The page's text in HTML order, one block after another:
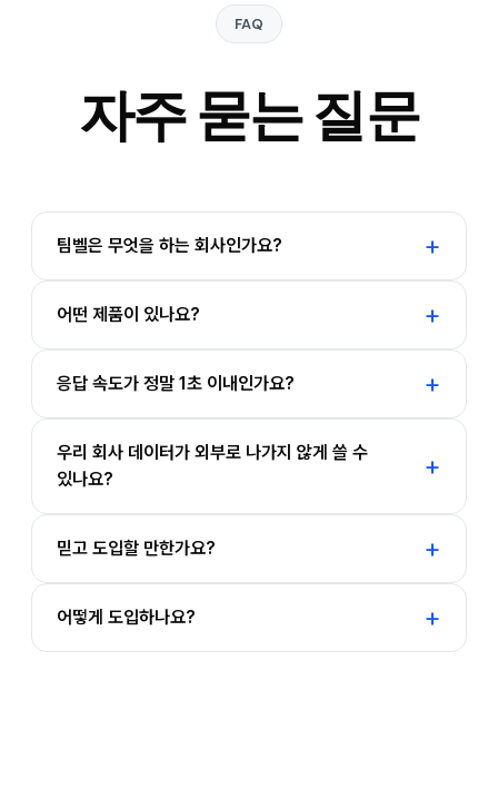
FAQ
자주 묻는 질문
팀벨은 무엇을 하는 회사인가요?
어떤 제품이 있나요?
응답 속도가 정말 1초 이내인가요?
우리 회사 데이터가 외부로 나가지 않게 쓸 수
있나요?
믿고 도입할 만한가요?
어떻게 도입하나요?